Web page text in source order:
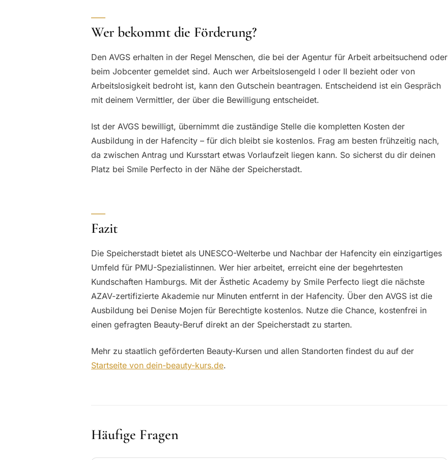
Wer bekommt die Förderung?
Den AVGS erhalten in der Regel Menschen, die bei der Agentur für Arbeit arbeitsuchend oder
beim Jobcenter gemeldet sind. Auch wer Arbeitslosengeld I oder II bezieht oder von
Arbeitslosigkeit bedroht ist, kann den Gutschein beantragen. Entscheidend ist ein Gespräch
mit deinem Vermittler, der über die Bewilligung entscheidet.
Ist der AVGS bewilligt, übernimmt die zuständige Stelle die kompletten Kosten der
Ausbildung in der Hafencity – für dich bleibt sie kostenlos. Frag am besten frühzeitig nach,
da zwischen Antrag und Kursstart etwas Vorlaufzeit liegen kann. So sicherst du dir deinen
Platz bei Smile Perfecto in der Nähe der Speicherstadt.
Fazit
Die Speicherstadt bietet als UNESCO-Welterbe und Nachbar der Hafencity ein einzigartiges
Umfeld für PMU-Spezialistinnen. Wer hier arbeitet, erreicht eine der begehrtesten
Kundschaften Hamburgs. Mit der Ästhetic Academy by Smile Perfecto liegt die nächste
AZAV-zertifizierte Akademie nur Minuten entfernt in der Hafencity. Über den AVGS ist die
Ausbildung bei Denise Mojen für Berechtigte kostenlos. Nutze die Chance, kostenfrei in
einen gefragten Beauty-Beruf direkt an der Speicherstadt zu starten.
Mehr zu staatlich geförderten Beauty-Kursen und allen Standorten findest du auf der
Startseite von dein-beauty-kurs.de.
Häufige Fragen